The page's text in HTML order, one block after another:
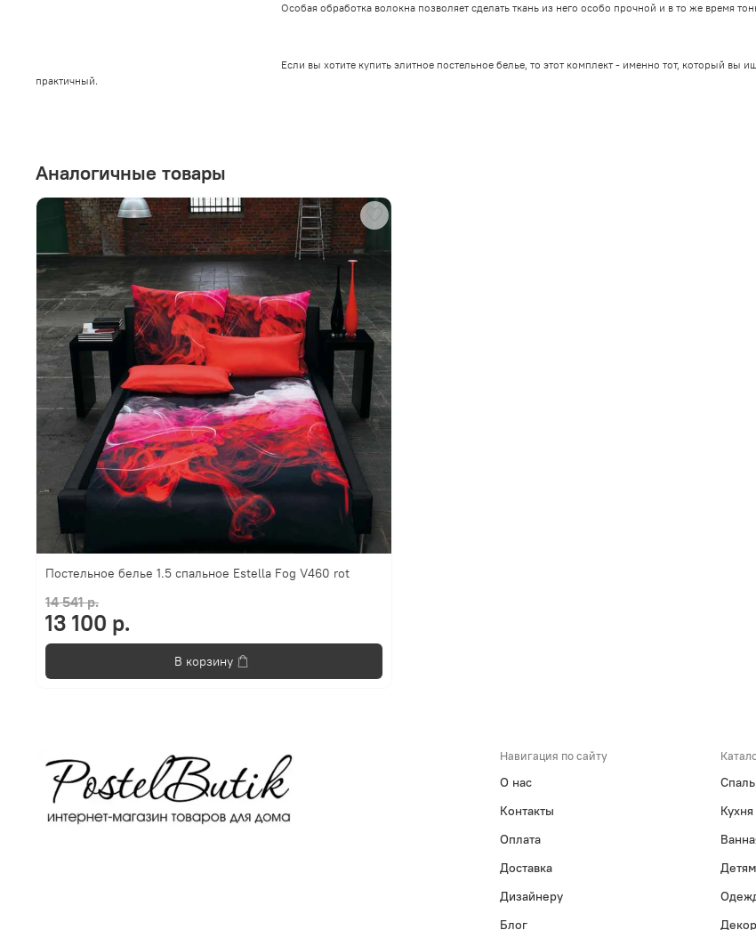
Особая обработка волокна позволяет сделать ткань из него особо прочной и в то же время
Если вы хотите купить элитное постельное белье, то этот комплект - именно тот, который
практичный.
Аналогичные товары
Постельное белье 1.5 спальное Estella Fog V460 rot
14 541 р.
13 100 р.
В корзину
Навигация по сайту
О нас
Контакты
Оплата
Доставка
Дизайнеру
Блог
Кухня
Детям
Декор